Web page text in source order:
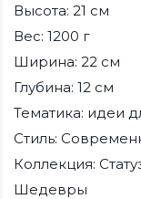
Высота: 21 см
Вес: 1200 г
Ширина: 22 см
Глубина: 12 см
Тематика: идеи
Стиль:
Коллекция:
Шедевры